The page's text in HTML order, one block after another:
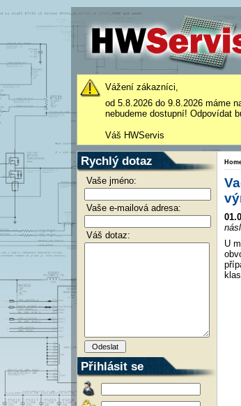
Vážení zákazníci,
od 5.8.2026 do 9.8.2026 máme
nebudeme dostupní! Odpovídat
Váš HWServis
Rychlý dotaz
Vaše jméno:
Vaše e-mailová adresa:
Váš dotaz:
Přihlásit se
U